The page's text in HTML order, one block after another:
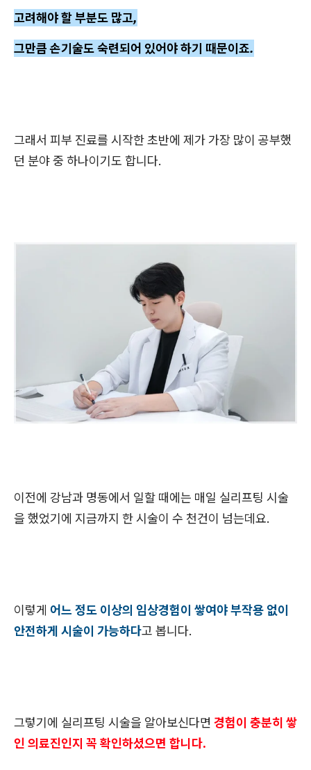
고려해야 할 부분도 많고,
그만큼 손기술도 숙련되어 있어야 하기 때문이죠.
그래서 피부 진료를 시작한 초반에 제가 가장 많이 공부했
던 분야 중 하나이기도 합니다.
이전에 강남과 명동에서 일할 때에는 매일 실리프팅 시술
을 했었기에 지금까지 한 시술이 수 천건이 넘는데요.
이렇게 어느 정도 이상의 임상경험이 쌓여야 부작용 없이
안전하게 시술이 가능하다고 봅니다.
그렇기에 실리프팅 시술을 알아보신다면 경험이 충분히 쌓
인 의료진인지 꼭 확인하셨으면 합니다.